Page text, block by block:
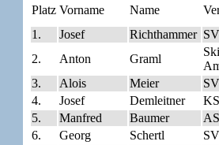
Platz Vorname Name
1.
Josef Richthammer
2.
Anton Graml
3.
Alois Meier
4.
Josef Demleitner
5.
Manfred Baumer
6.
Georg Schertl